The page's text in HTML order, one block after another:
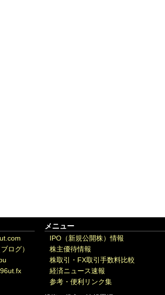
ログ）
メニュー
IPO（新規公開株）情報
株主優待情報
株取引・FX取引手数料比較
経済ニュース速報
参考・便利リンク集